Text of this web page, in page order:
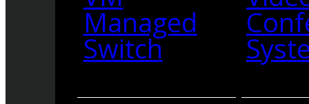
Managed
Switch